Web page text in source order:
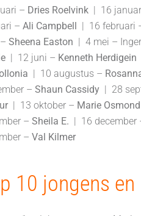
– Dries Roelvink | 16
– Ali Campbell | 16 februari
Sheena Easton | 4 mei –
| 12 juni – Kenneth Herdigein
| 10 augustus –
– Shaun Cassidy | 28
| 13 oktober – Marie Osmond
– Sheila E. | 16 december
– Val Kilmer
10 jongens